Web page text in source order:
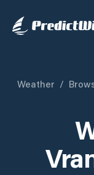
Weather /